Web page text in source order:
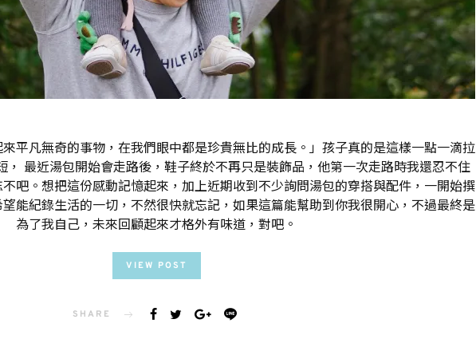
來平凡無奇的事物，在我們眼中都是珍貴無比的成長。」孩子真的是這樣一點一滴拉
， 最近湯包開始會走路後，鞋子終於不再只是裝飾品，他第一次走路時我還忍不住
吧。想把這份感動記憶起來，加上近期收到不少詢問湯包的穿搭與配件，一開始撰
能紀錄生活的一切，不然很快就忘記，如果這篇能幫助到你我很開心，不過最終是
為了我自己，未來回顧起來才格外有味道，對吧。
VIEW POST
SHARE